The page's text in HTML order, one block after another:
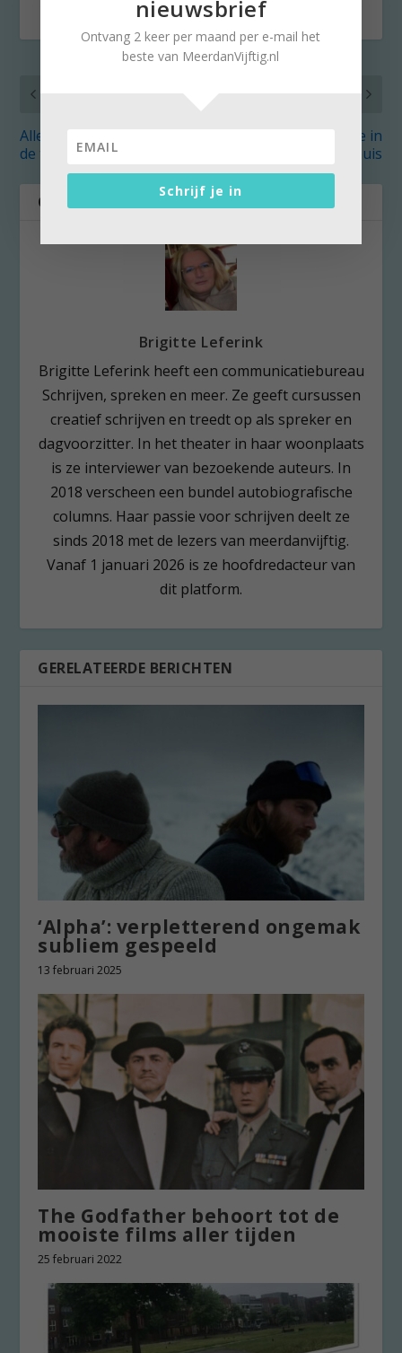
Alleen zijn: vrijheid tot
de tiende macht
Oscars dit jaar feestje in
eigen huis
OVER DE AUTEUR
Brigitte Leferink
Brigitte Leferink heeft een communicatiebureau
Schrijven, spreken en meer. Ze geeft cursussen
creatief schrijven en treedt op als spreker en
dagvoorzitter. In het theater in haar woonplaats
is ze interviewer van bezoekende auteurs. In
2018 verscheen een bundel autobiografische
columns. Haar passie voor schrijven deelt ze
sinds 2018 met de lezers van meerdanvijftig.
Vanaf 1 januari 2026 is ze hoofdredacteur van
dit platform.
GERELATEERDE BERICHTEN
‘Alpha’: verpletterend ongemak
subliem gespeeld
13 februari 2025
The Godfather behoort tot de
mooiste films aller tijden
25 februari 2022
nieuwsbrief
Ontvang 2 keer per maand per e-mail het
beste van MeerdanVijftig.nl
Schrijf je in